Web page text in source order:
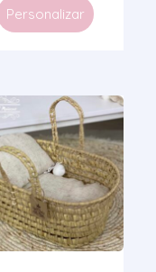
Personalizar